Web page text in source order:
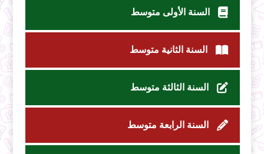
السنة الأولى متوسط
السنة الثانية متوسط
السنة الثالثة متوسط
السنة الرابعة متوسط